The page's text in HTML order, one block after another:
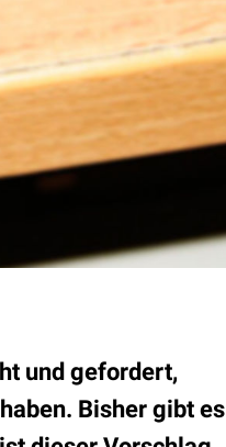
und gefordert,
Bisher gibt es